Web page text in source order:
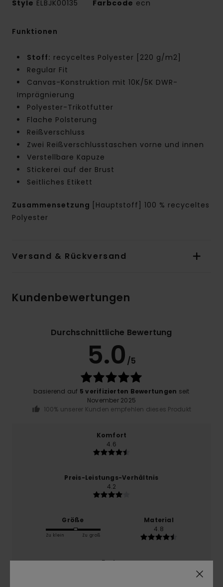
Style ELBJK00135 Farbcode ecn
Funktionen
Stoff: recyceltes Polyester [220 g/m2]
Regular Fit
Canvas-Konstruktion mit 10K/5K DWR-
Imprägnierung
Polyester-Trikotfutter
Flache Polsterung
Reißverschluss
Zwei Reißverschlusstaschen vorne und innen
Verstellbare Kapuze
Stickerei auf der Brust
Seitliches Etikett
Zusammensetzung
[Hauptstoff] 100 % recyceltes
Polyester
Versand & Rückversand
Kundenbewertungen
Durchschnittliche Bewertung
5.0 /5
basierend auf 5 verifizierten Bewertungen seit
November 2025
100% unserer Kunden empfehlen dieses Produkt
Komfort
4.6
Preis-Leistungs-Verhältnis
4.2
Größe
Zu klein Zu groß
Material
4.8
Farbe